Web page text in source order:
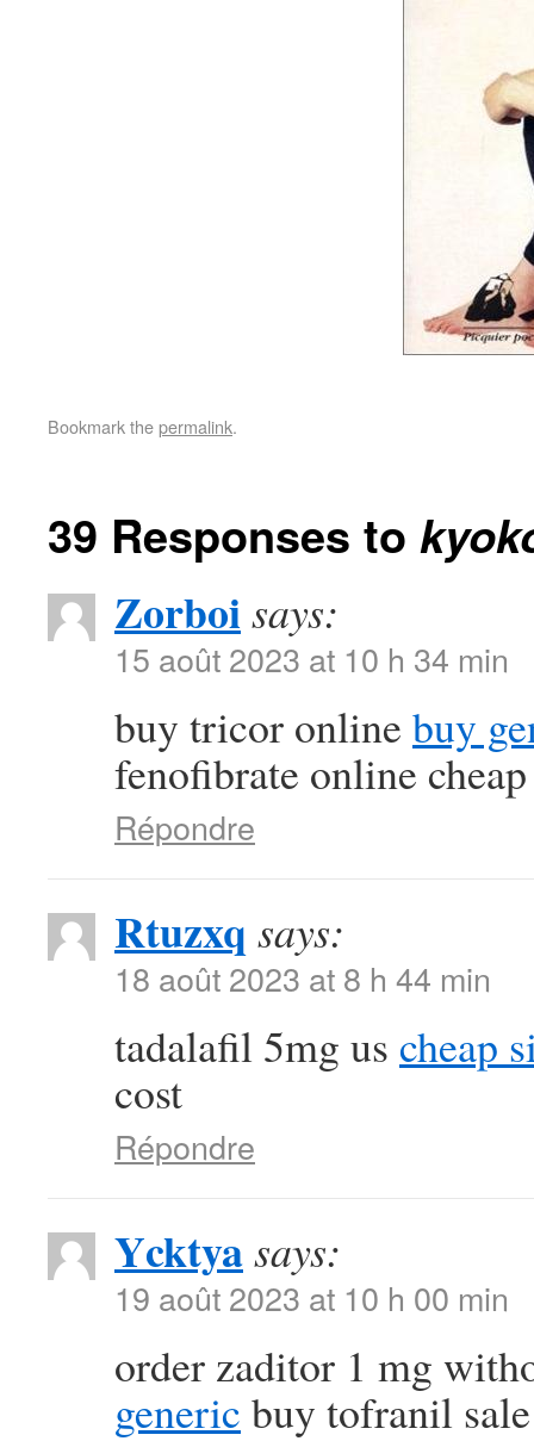
Bookmark thepermalink.
39 Responses to
Zorboisays:
15 août 2023 at 10 h 34 min
buy tricor online buy
fenofibrate online cheap
Répondre
Rtuzxq says:
18 août 2023 at 8 h 44 min
tadalafil 5mg us cheap
cost
Répondre
Ycktyasays:
19 août 2023 at 10 h 00 min
order zaditor 1 mg
generic buy tofranil sale